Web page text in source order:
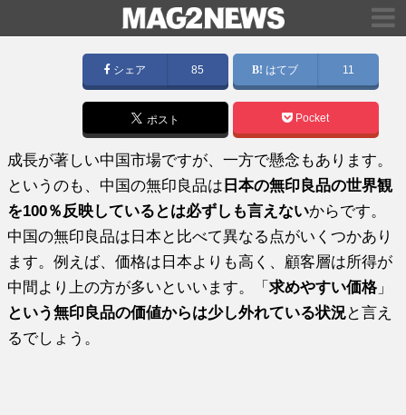
シェア 85 はてブ 11
ポスト Pocket
成長が著しい中国市場ですが、一方で懸念もあります。
というのも、中国の無印良品は 日本の無印良品の世界観
を100％反映しているとは必ずしも言えないからです。
中国の無印良品は日本と比べて異なる点がいくつかあり
ます。例えば、価格は日本よりも高く、顧客層は所得が
中間より上の方が多いといいます。「求めやすい価格 」
という無印良品の価値からは少し外れている状況と言え
るでしょう。